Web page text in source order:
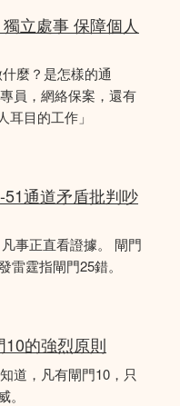
立處事 保障個人
麼？是怎樣的通
員，網絡保案，還有
目的工作」
通道矛盾批判吵
事正直看證據。 閘門
雷霆指閘門25錯。
10的強烈原則
道，凡有閘門10，只